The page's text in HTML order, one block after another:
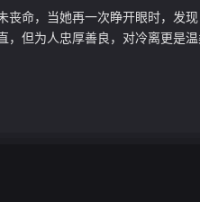
丧命，当她再一次睁开眼时，
，但为人忠厚善良，对冷离更是